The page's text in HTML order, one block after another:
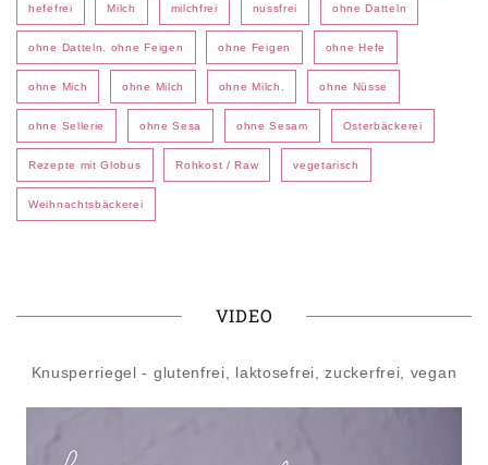
hefefrei Milch milchfrei nussfrei ohne Datteln
ohne Datteln. ohne Feigen ohne Feigen ohne Hefe
ohne Mich ohne Milch ohne Milch. ohne Nüsse
ohne Sellerie ohne Sesa ohne Sesam Osterbäckerei
Rezepte mit Globus Rohkost / Raw vegetarisch
Weihnachtsbäckerei
VIDEO
Knusperriegel - glutenfrei, laktosefrei, zuckerfrei, vegan